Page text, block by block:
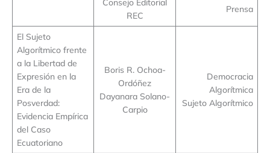
REC
Prensa
El Sujeto
Algorítmico frente
a la Libertad de
Expresión en la
Era de la
Posverdad:
Evidencia Empírica
del Caso
Ecuatoriano
Boris R. Ochoa-
Ordóñez
Dayanara Solano-
Carpio
Democracia
Algorítmica
Sujeto Algorítmico